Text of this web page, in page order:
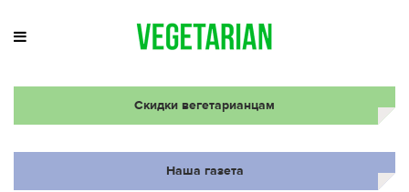
Скидки вегетарианцам
Наша газета